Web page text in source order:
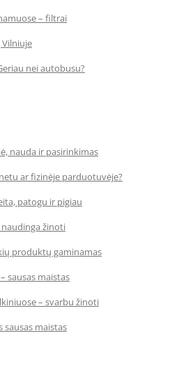
– filtrai
nei autobusu?
nauda ir pasirinkimas
ar fizinėje parduotuvėje?
patogu ir pigiau
žinoti
produktų gaminamas
sausas maistas
– svarbu žinoti
sausas maistas